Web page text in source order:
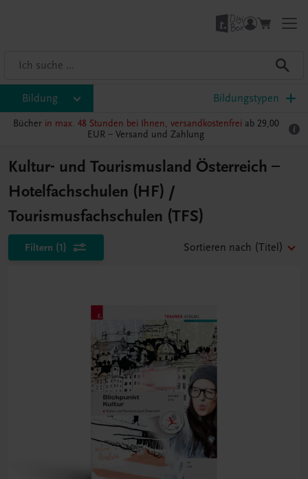
Bildung Bildungstypen
Bücher in max. 48 Stunden bei Ihnen, versandkostenfrei ab 29,00
EUR – Versand und Zahlung
Kultur- und Tourismusland Österreich –
Hotelfachschulen (HF) /
Tourismusfachschulen (TFS)
Filtern (1) Sortieren nach (Titel)